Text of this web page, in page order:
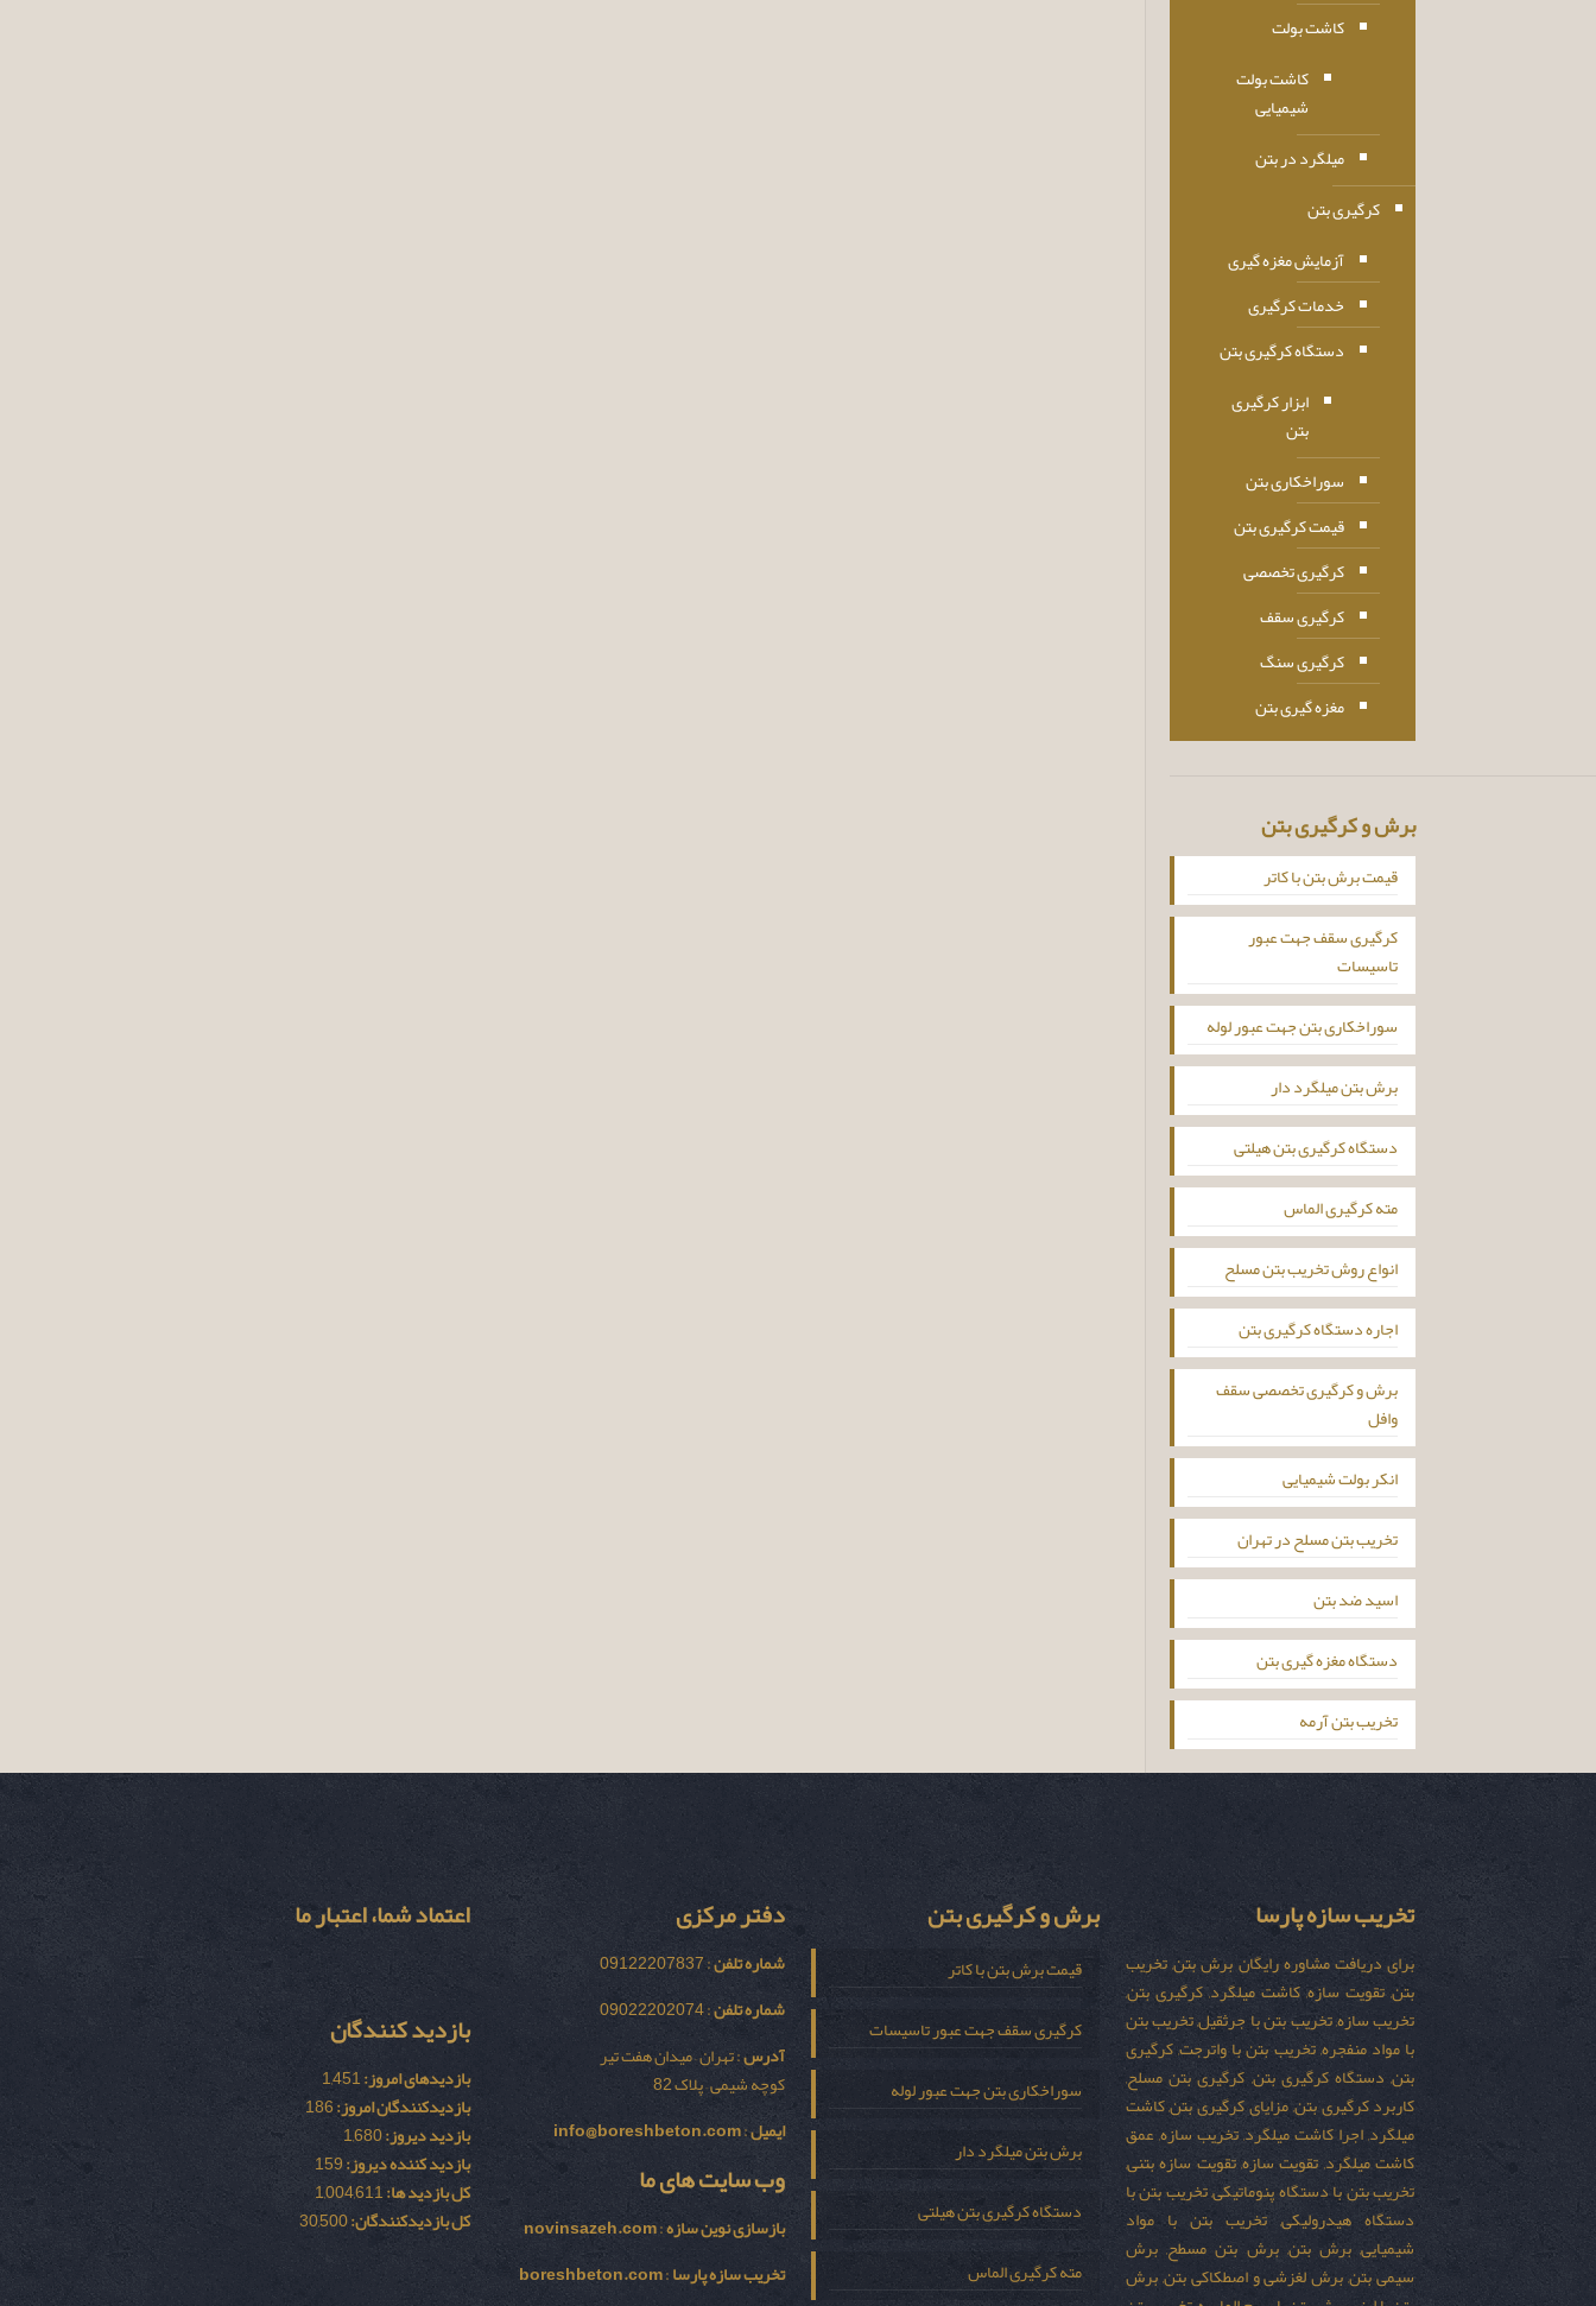
کاشت بولت
کاشت بولت
شیمیایی
میلگرد در بتن
کرگیری بتن
آزمایش مغزه گیری
خدمات کرگیری
دستگاه کرگیری بتن
ابزار کرگیری
بتن
سوراخکاری بتن
قیمت کرگیری بتن
کرگیری تخصصی
کرگیری سقف
کرگیری سنگ
مغزه گیری بتن
برش و کرگیری بتن
قیمت برش بتن با کاتر
کرگیری سقف جهت عبور
تاسیسات
سوراخکاری بتن جهت عبور لوله
برش بتن میلگرد دار
دستگاه کرگیری بتن هیلتی
مته کرگیری الماس
انواع روش تخریب بتن مسلح
اجاره دستگاه کرگیری بتن
برش و کرگیری تخصصی سقف
وافل
انکر بولت شیمیایی
تخریب بتن مسلح در تهران
اسید ضد بتن
دستگاه مغزه گیری بتن
تخریب بتن آرمه
تخریب سازه پارسا
برای دریافت مشاوره رایگان برش بتن, تخریب
بتن, تقویت سازه, کاشت میلگرد, کرگیری بتن,
تخریب سازه, تخریب بتن با جرثقیل, تخریب بتن
با مواد منفجره, تخریب بتن با واترجت, کرگیری
بتن, دستگاه کرگیری بتن, کرگیری بتن مسلح,
کاربرد کرگیری بتن, مزایای کرگیری بتن, کاشت
میلگرد, اجرا کاشت میلگرد, تخریب سازه, عمق
کاشت میلگرد, تقویت سازه, تقویت سازه بتنی,
تخریب بتن با دستگاه پنوماتیکی, تخریب بتن با
دستگاه هیدرولیکی, تخریب بتن با مواد
شیمیایی, برش بتن, برش بتن مسطح, برش
سیمی بتن, برش لغزشی و اصطکاکی بتن, برش
برش و کرگیری بتن
قیمت برش بتن با کاتر
کرگیری سقف جهت عبور تاسیسات
سوراخکاری بتن جهت عبور لوله
برش بتن میلگرد دار
دستگاه کرگیری بتن هیلتی
مته کرگیری الماس
دفتر مرکزی
شماره تلفن: 09122207837
شماره تلفن: 09022202074
آدرس: تهران – میدان هفت تیر
کوچه شیمی – پلاک 82
ایمیل:
info@boreshbeton.com
وب سایت های ما
بازسازی نوين سازه:
novinsazeh.com
تخریب سازه پارسا:
boreshbeton.com
اعتماد شما، اعتبار ما
بازدید کنندگان
بازدیدهای امروز:1,451
بازدیدکنندگان امروز:186
بازدید دیروز:1,680
بازدید کننده دیروز:159
کل بازدید ها:1,004,611
کل بازدیدکنند‌گان:30,500